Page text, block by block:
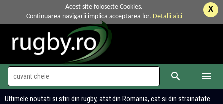
X
Acest site foloseste Cookies.
Continuarea navigarii implica acceptarea lor. Detalii aici
 
Ultimele noutati si stiri din rugby, atat din Romania, cat si din strainatate.